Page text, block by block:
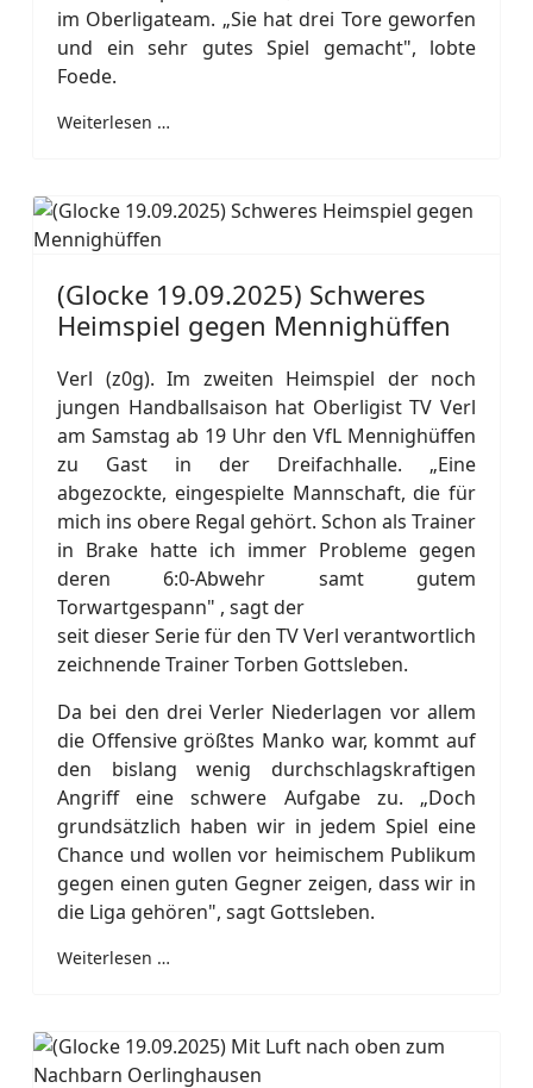
im Oberligateam. „Sie hat drei Tore geworfen
und ein sehr gutes Spiel gemacht", lobte
Foede.
Weiterlesen …
(Glocke 19.09.2025) Schweres
Heimspiel gegen Mennighüffen
Verl (z0g). Im zweiten Heimspiel der noch
jungen Handballsaison hat Oberligist TV Verl
am Samstag ab 19 Uhr den VfL Mennighüffen
zu Gast in der Dreifachhalle. „Eine
abgezockte, eingespielte Mannschaft, die für
mich ins obere Regal gehört. Schon als Trainer
in Brake hatte ich immer Probleme gegen
deren 6:0-Abwehr samt gutem
Torwartgespann" , sagt der
seit dieser Serie für den TV Verl verantwortlich
zeichnende Trainer Torben Gottsleben.
Da bei den drei Verler Niederlagen vor allem
die Offensive größtes Manko war, kommt auf
den bislang wenig durchschlagskraftigen
Angriff eine schwere Aufgabe zu. „Doch
grundsätzlich haben wir in jedem Spiel eine
Chance und wollen vor heimischem Publikum
gegen einen guten Gegner zeigen, dass wir in
die Liga gehören", sagt Gottsleben.
Weiterlesen …